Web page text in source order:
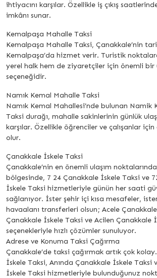
ihtiyacını karşılar. Özellikle iş çıkış
imkânı sunar.
Kemalpaşa Mahalle Taksi
Kemalpaşa Mahalle Taksi, Çanakkale’nin
Kemalpaşa’da hizmet verir. Turistik
yerel halk hem de ziyaretçiler için önemli bir
seçeneğidir.
Namık Kemal Mahalle Taksi
Namık Kemal Mahallesi’nde bulunan Namik
Taksi durağı, mahalle sakinlerinin günlük
karşılar. Özellikle öğrenciler ve çalışanlar
olur.
Çanakkale İskele Taksi
Çanakkale’nin en önemli ulaşım
bölgesinde, 7 24 Çanakkale İskele Taksi ve
İskele Taksi hizmetleriyle günün her saati
sağlanıyor. İster şehir içi kısa mesafeler,
havaalanı transferleri olsun; Acele
Çanakkale İskele Taksi ve Acilen Çanakkale
seçenekleriyle hızlı çözümler sunuluyor.
Adrese ve Konuma Taksi Çağırma
Çanakkale’de taksi çağırmak artık çok
İskele Taksi, Anında Çanakkale İskele Taksi
İskele Taksi hizmetleriyle bulunduğunuz